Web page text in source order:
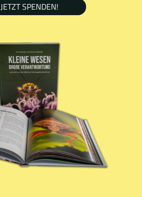
JETZT SPENDEN!